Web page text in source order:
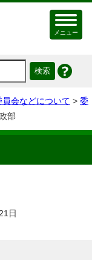
メニュー
員会などについて > 委
部
日